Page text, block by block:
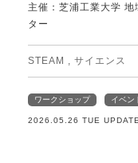
主催：芝浦工業大学
ター
STEAM サイエンス
ワークショップ イベン
2026.05.26 TUE